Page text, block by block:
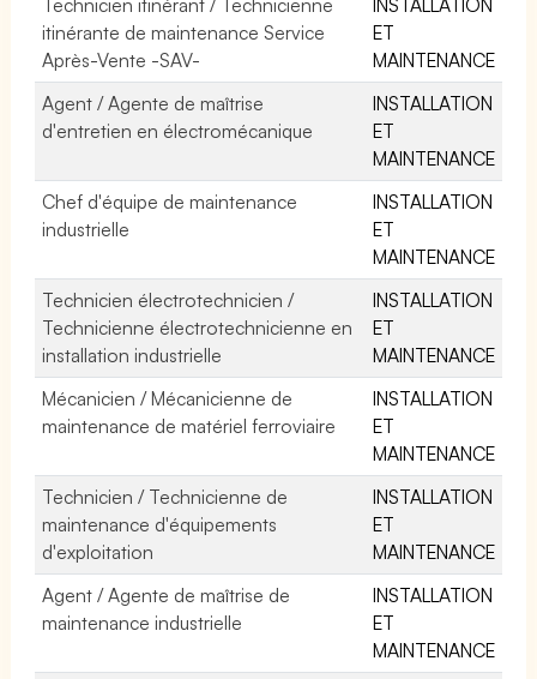
itinérante de maintenance Service
Après-Vente -SAV-
ET
MAINTENANCE
Agent / Agente de maîtrise
d'entretien en électromécanique
INSTALLATION
ET
MAINTENANCE
Chef d'équipe de maintenance
industrielle
INSTALLATION
ET
MAINTENANCE
Technicien électrotechnicien /
Technicienne électrotechnicienne en
installation industrielle
INSTALLATION
ET
MAINTENANCE
Mécanicien / Mécanicienne de
maintenance de matériel ferroviaire
INSTALLATION
ET
MAINTENANCE
Technicien / Technicienne de
maintenance d'équipements
d'exploitation
INSTALLATION
ET
MAINTENANCE
Agent / Agente de maîtrise de
maintenance industrielle
INSTALLATION
ET
MAINTENANCE